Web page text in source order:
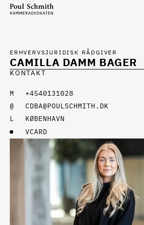
CAMILLA DAMM BAGER
ERHVERVSJURIDISK RÅDGIVER
KONTAKT
+4540131028
CDBA@POULSCHMITH.DK
KØBENHAVN
VCARD